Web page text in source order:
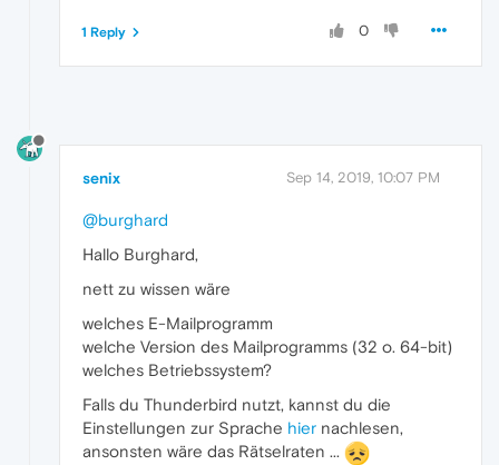
0
1 Reply
senix Sep 14, 2019, 10:07 PM
@burghard
Hallo Burghard,
nett zu wissen wäre
welches E-Mailprogramm
welche Version des Mailprogramms (32 o. 64-bit)
welches Betriebssystem?
Falls du Thunderbird nutzt, kannst du die
Einstellungen zur Sprache hier nachlesen,
ansonsten wäre das Rätselraten ...